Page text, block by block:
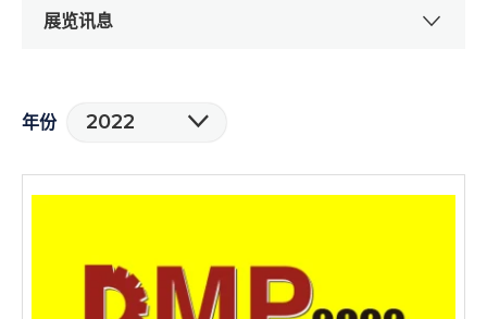
展览讯息
年份 2022